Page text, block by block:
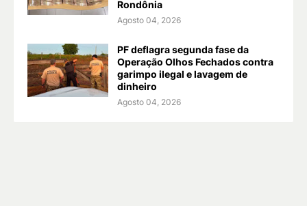
Rondônia
Agosto 04, 2026
PF deflagra segunda fase da
Operação Olhos Fechados contra
garimpo ilegal e lavagem de
dinheiro
Agosto 04, 2026